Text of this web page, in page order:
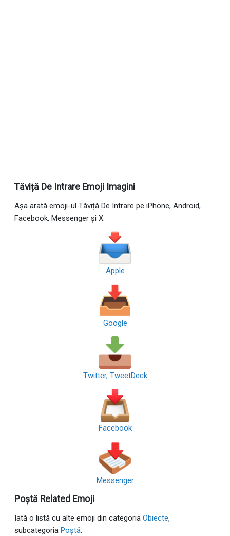
Tăviță De Intrare Emoji Imagini
Așa arată emoji-ul Tăviță De Intrare pe iPhone, Android,
Facebook, Messenger și X:
Apple
Google
Twitter, TweetDeck
Facebook
Messenger
Poștă Related Emoji
Iată o listă cu alte emoji din categoria Obiecte,
subcategoria Poștă: